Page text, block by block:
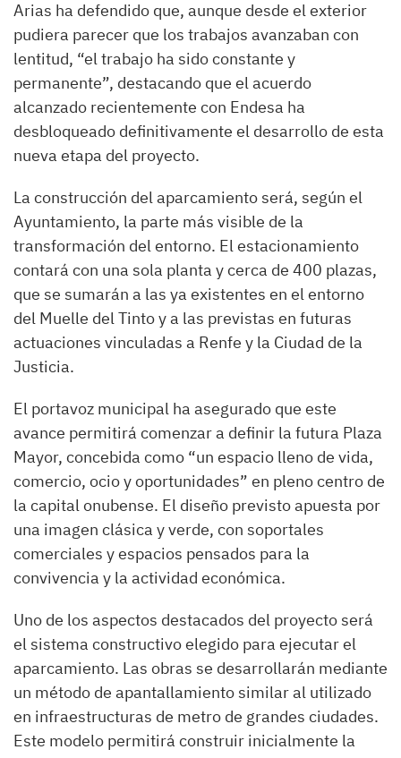
Arias ha defendido que, aunque desde el exterior
pudiera parecer que los trabajos avanzaban con
lentitud, “el trabajo ha sido constante y
permanente”, destacando que el acuerdo
alcanzado recientemente con Endesa ha
desbloqueado definitivamente el desarrollo de esta
nueva etapa del proyecto.
La construcción del aparcamiento será, según el
Ayuntamiento, la parte más visible de la
transformación del entorno. El estacionamiento
contará con una sola planta y cerca de 400 plazas,
que se sumarán a las ya existentes en el entorno
del Muelle del Tinto y a las previstas en futuras
actuaciones vinculadas a Renfe y la Ciudad de la
Justicia.
El portavoz municipal ha asegurado que este
avance permitirá comenzar a definir la futura Plaza
Mayor, concebida como “un espacio lleno de vida,
comercio, ocio y oportunidades” en pleno centro de
la capital onubense. El diseño previsto apuesta por
una imagen clásica y verde, con soportales
comerciales y espacios pensados para la
convivencia y la actividad económica.
Uno de los aspectos destacados del proyecto será
el sistema constructivo elegido para ejecutar el
aparcamiento. Las obras se desarrollarán mediante
un método de apantallamiento similar al utilizado
en infraestructuras de metro de grandes ciudades.
Este modelo permitirá construir inicialmente la